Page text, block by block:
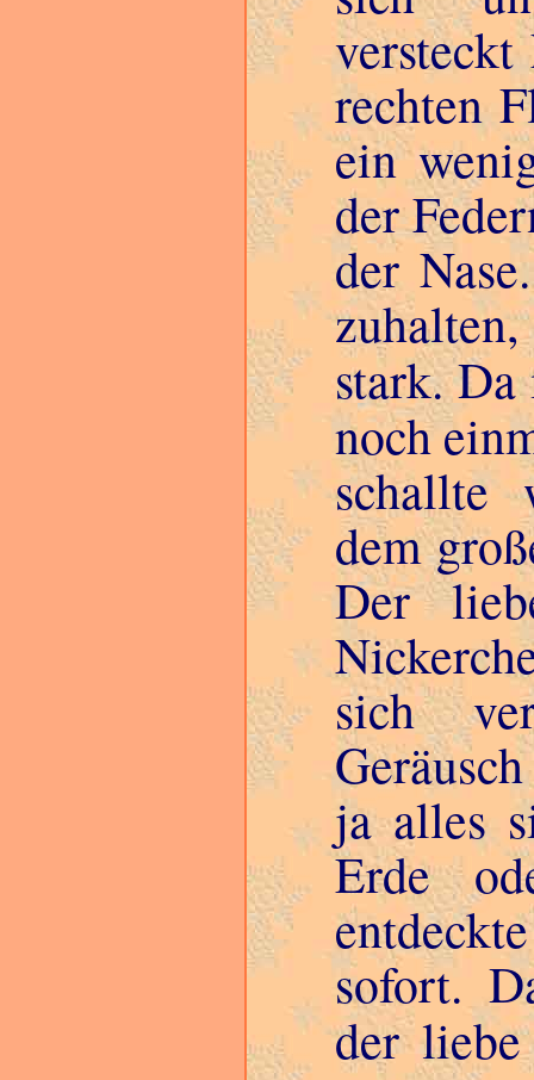
rechten
ein
der
der
stark.
noch
schallte
dem
Der
sich
ja alles
Erde
sofort.
der